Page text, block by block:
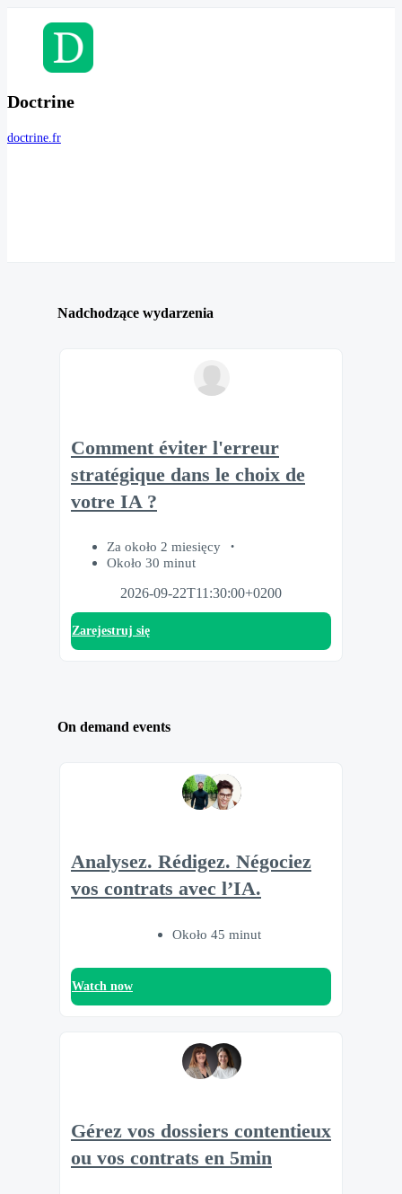
Doctrine
doctrine.fr
Nadchodzące wydarzenia
Comment éviter l'erreur
stratégique dans le choix de
votre IA ?
Za około 2 miesięcy
Około 30 minut
2026-09-22T11:30:00+0200
Zarejestruj się
On demand events
Analysez. Rédigez. Négociez
vos contrats avec l’IA.
Około 45 minut
Watch now
Gérez vos dossiers contentieux
ou vos contrats en 5min